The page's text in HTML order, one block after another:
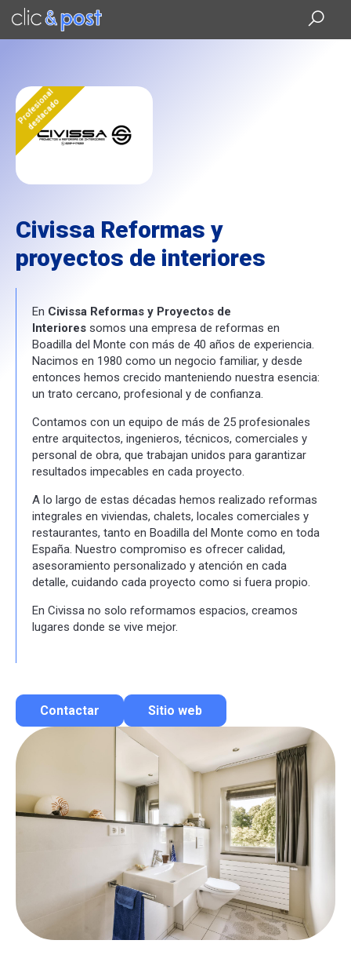
Saltar
contenido
Profesional
destacado
Civissa Reformas y
proyectos de interiores
En Civissa Reformas y Proyectos de
Interiores somos una empresa de reformas en
Boadilla del Monte con más de 40 años de experiencia.
Nacimos en 1980 como un negocio familiar, y desde
entonces hemos crecido manteniendo nuestra esencia:
un trato cercano, profesional y de confianza.
Contamos con un equipo de más de 25 profesionales
entre arquitectos, ingenieros, técnicos, comerciales y
personal de obra, que trabajan unidos para garantizar
resultados impecables en cada proyecto.
A lo largo de estas décadas hemos realizado reformas
integrales en viviendas, chalets, locales comerciales y
restaurantes, tanto en Boadilla del Monte como en toda
España. Nuestro compromiso es ofrecer calidad,
asesoramiento personalizado y atención en cada
detalle, cuidando cada proyecto como si fuera propio.
En Civissa no solo reformamos espacios, creamos
lugares donde se vive mejor.
Contactar
Contactar por correo
Llamar por teléfono
Contactar por Whatsapp
Sitio web